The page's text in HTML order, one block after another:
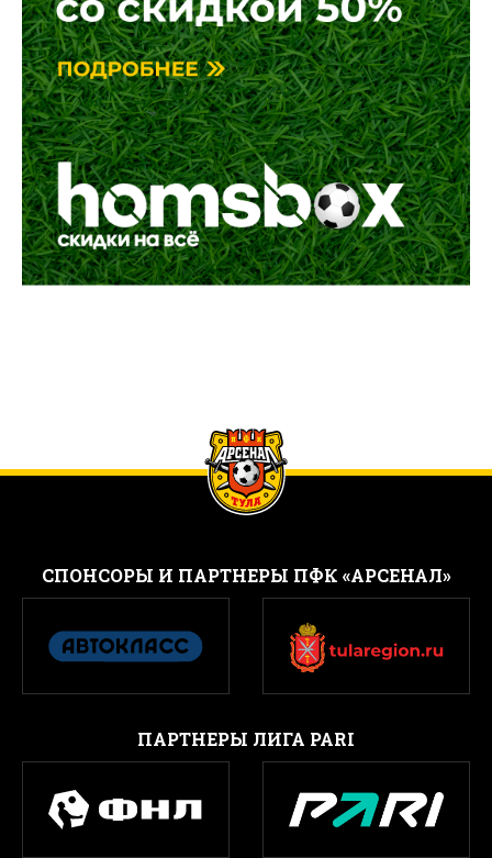
CПОНСОРЫ И ПАРТНЕРЫ ПФК «АРСЕНАЛ»
ПАРТНЕРЫ ЛИГА PARI